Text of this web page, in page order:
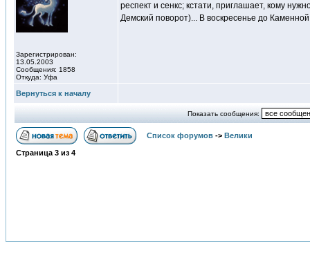
Зарегистрирован:
13.05.2003
Сообщения: 1858
Откуда: Уфа
респект и сенкс; кстати, приглашает, кому
Демский поворот)... В воскресенье до
Вернуться к началу
Показать сообщения:
Список форумов -> Велики
Страница 3 из 4